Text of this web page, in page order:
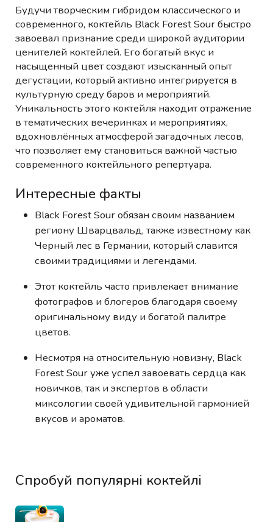
Будучи творческим гибридом классического и
современного, коктейль Black Forest Sour быстро
завоевал признание среди широкой аудитории
ценителей коктейлей. Его богатый вкус и
насыщенный цвет создают изысканный опыт
дегустации, который активно интегрируется в
культурную среду баров и мероприятий.
Уникальность этого коктейля находит отражение
в тематических вечеринках и мероприятиях,
вдохновлённых атмосферой загадочных лесов,
что позволяет ему становиться важной частью
современного коктейльного репертуара.
Интересные факты
Black Forest Sour обязан своим названием
региону Шварцвальд, также известному как
Черный лес в Германии, который славится
своими традициями и легендами.
Этот коктейль часто привлекает внимание
фотографов и блогеров благодаря своему
оригинальному виду и богатой палитре
цветов.
Несмотря на относительную новизну, Black
Forest Sour уже успел завоевать сердца как
новичков, так и экспертов в области
миксологии своей удивительной гармонией
вкусов и ароматов.
Спробуй популярні коктейлі